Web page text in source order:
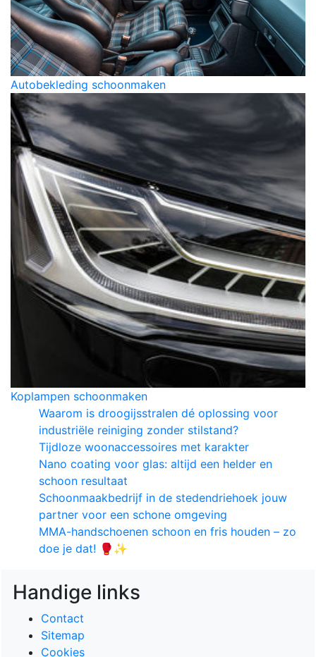
Autobekleding schoonmaken
Koplampen schoonmaken
Waarom is droogijsstralen dé oplossing voor
industriële reiniging zonder stilstand?
Tijdloze woonaccessoires met karakter
Nano coating voor glas: altijd een helder en
schoon resultaat
Schoonmaakbedrijf in de stedendriehoek jouw
partner voor een schone omgeving
MMA-handschoenen schoon en fris houden – zo
doe je dat! 🥊✨
Handige links
Contact
Sitemap
Cookies